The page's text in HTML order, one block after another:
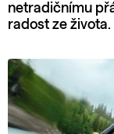
netradičnímu
radost ze života.